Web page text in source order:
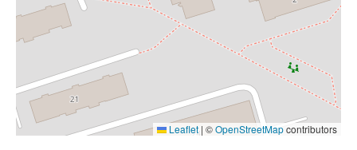
Leaflet | ©OpenStreetMapcontributors